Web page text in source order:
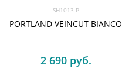
SH1013-P
PORTLAND VEINCUT BIANCO
2 690 руб.